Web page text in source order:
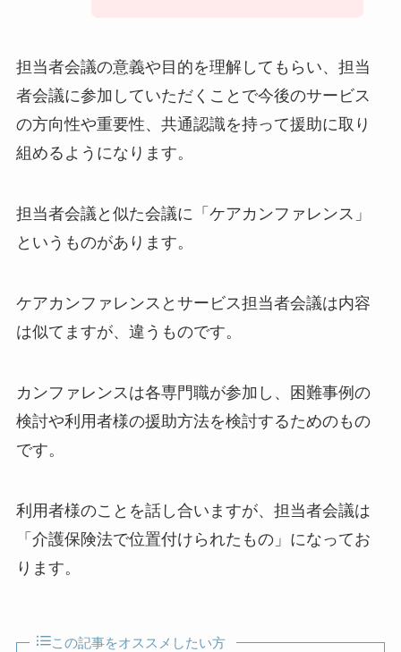
担当者会議の意義や目的を理解してもらい、担当
者会議に参加していただくことで今後のサービス
の方向性や重要性、共通認識を持って援助に取り
組めるようになります。
担当者会議と似た会議に「ケアカンファレンス」
というものがあります。
ケアカンファレンスとサービス担当者会議は内容
は似てますが、違うものです。
カンファレンスは各専門職が参加し、困難事例の
検討や利用者様の援助方法を検討するためのもの
です。
利用者様のことを話し合いますが、担当者会議は
「介護保険法で位置付けられたもの」になってお
ります。
この記事をオススメしたい方